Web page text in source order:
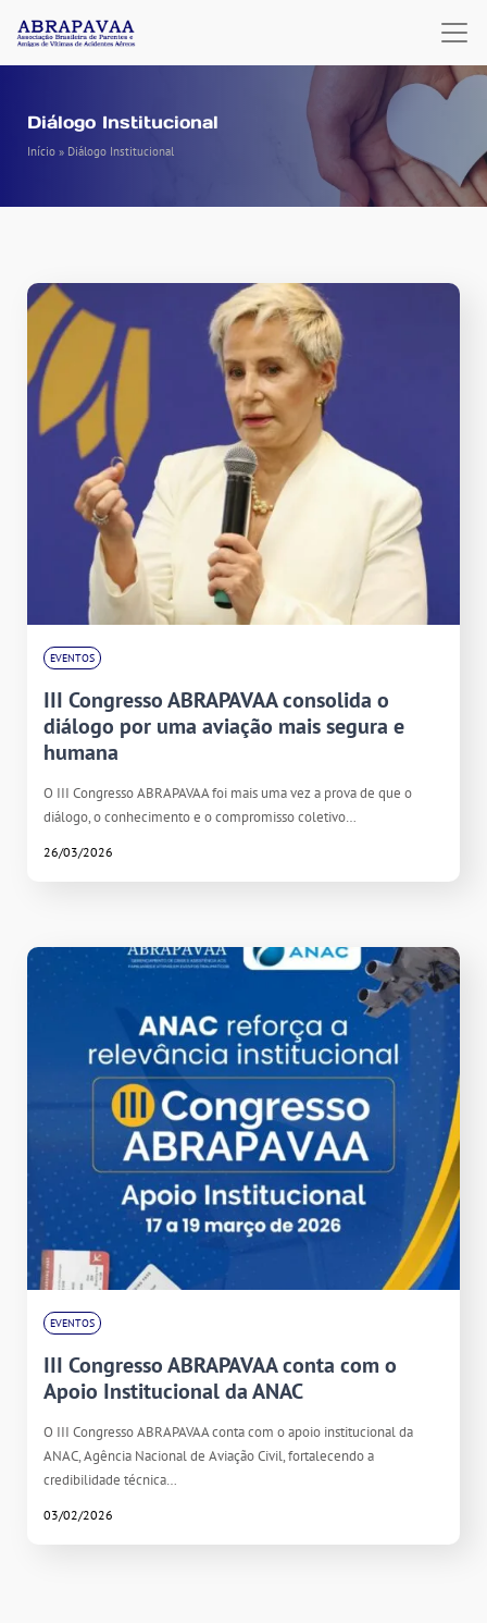
Diálogo Institucional
Início » Diálogo Institucional
EVENTOS
III Congresso ABRAPAVAA consolida o
diálogo por uma aviação mais segura e
humana
O III Congresso ABRAPAVAA foi mais uma vez a prova de que o
diálogo, o conhecimento e o compromisso coletivo…
26/03/2026
EVENTOS
III Congresso ABRAPAVAA conta com o
Apoio Institucional da ANAC
O III Congresso ABRAPAVAA conta com o apoio institucional da
ANAC, Agência Nacional de Aviação Civil, fortalecendo a
credibilidade técnica…
03/02/2026